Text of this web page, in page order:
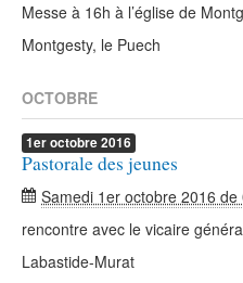
Messe à 16h à l’église de
Montgesty, le Puech
OCTOBRE
1eroctobre2016
Pastorale des jeunes
Samedi 1er octobre 2016 de
rencontre avec le vicaire
Labastide-Murat